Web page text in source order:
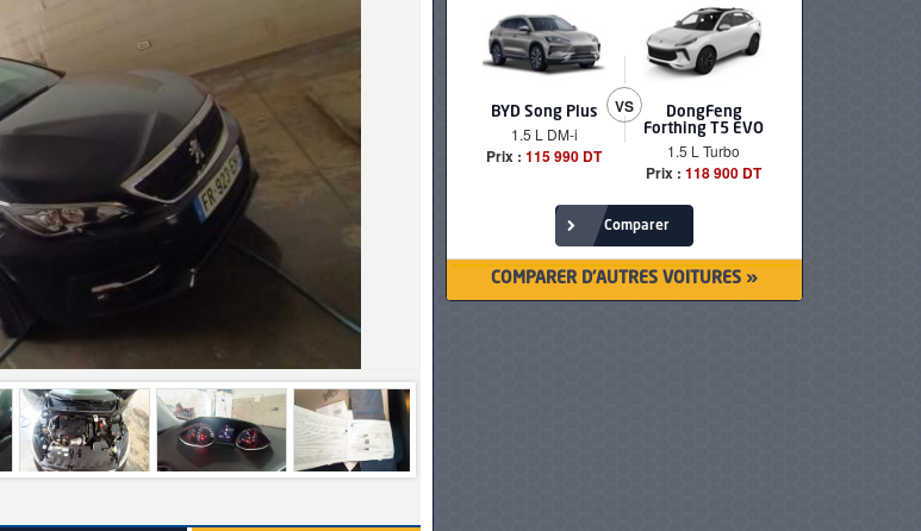
BYD Song Plus
1.5 L DM-i
Prix : 115 990 DT
VS
DongFeng
Forthing T5 EVO
1.5 L Turbo
Prix : 118 900 DT
Comparer
COMPARER D'AUTRES VOITURES »